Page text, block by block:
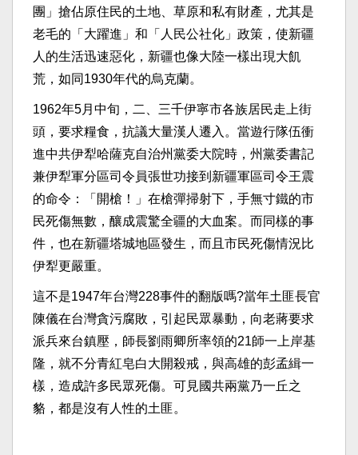
團」搶佔原住民的土地、草原和私有財產，尤其是
老毛的「大躍進」和「人民公社化」政策，使新疆
人的生活迅速惡化，新疆也像大陸一樣出現大飢
荒，如同1930年代的烏克蘭。
1962年5月中旬，二、三千伊寧市各族居民走上街
頭，要求糧食，抗議大量漢人遷入。當遊行隊伍衝
進中共伊犁哈薩克自治州黨委大院時，州黨委書記
兼伊犁軍分區司令員張世功接到新疆軍區司令王震
的命令：「開槍！」在槍彈掃射下，手無寸鐵的市
民死傷無數，釀成震驚全疆的大血案。而同樣的事
件，也在新疆塔城地區發生，而且市民死傷情況比
伊犁更嚴重。
這不是1947年台灣228事件的翻版嗎?當年土匪長官
陳儀在台灣貪污腐敗，引起民眾暴動，向老蔣要求
派兵來台鎮壓，師長劉雨卿所率領的21師一上岸基
隆，就不分青紅皂白大開殺戒，與高雄的彭孟緝一
樣，造成許多民眾死傷。可見國共兩黨乃一丘之
貉，都是沒有人性的土匪。